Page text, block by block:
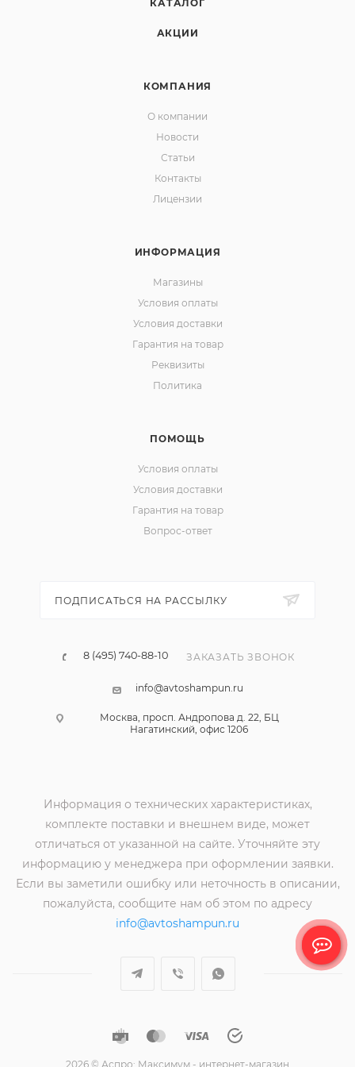
КАТАЛОГ
АКЦИИ
КОМПАНИЯ
О компании
Новости
Статьи
Контакты
Лицензии
ИНФОРМАЦИЯ
Магазины
Условия оплаты
Условия доставки
Гарантия на товар
Реквизиты
Политика
ПОМОЩЬ
Условия оплаты
Условия доставки
Гарантия на товар
Вопрос-ответ
ПОДПИСАТЬСЯ НА РАССЫЛКУ
8 (495) 740-88-10 ЗАКАЗАТЬ ЗВОНОК
info@avtoshampun.ru
Москва, просп. Андропова д. 22, БЦ
Нагатинский, офис 1206
Информация о технических характеристиках,
комплекте поставки и внешнем виде, может
отличаться от указанной на сайте. Уточняйте эту
информацию у менеджера при оформлении заявки.
Если вы заметили ошибку или неточность в описании,
пожалуйста, сообщите нам об этом по адресу
info@avtoshampun.ru
2026 © Аспро: Максимум - интернет-магазин